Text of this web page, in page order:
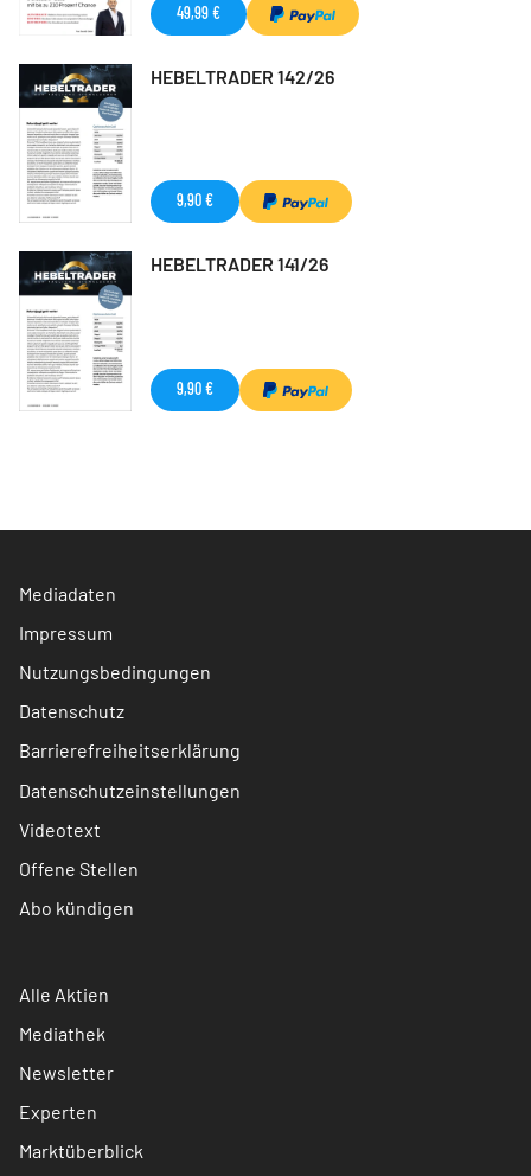
49,99 €
HEBELTRADER 142/26
9,90 €
HEBELTRADER 141/26
9,90 €
Mediadaten
Impressum
Nutzungsbedingungen
Datenschutz
Barrierefreiheitserklärung
Datenschutzeinstellungen
Videotext
Offene Stellen
Abo kündigen
Alle Aktien
Mediathek
Newsletter
Experten
Marktüberblick